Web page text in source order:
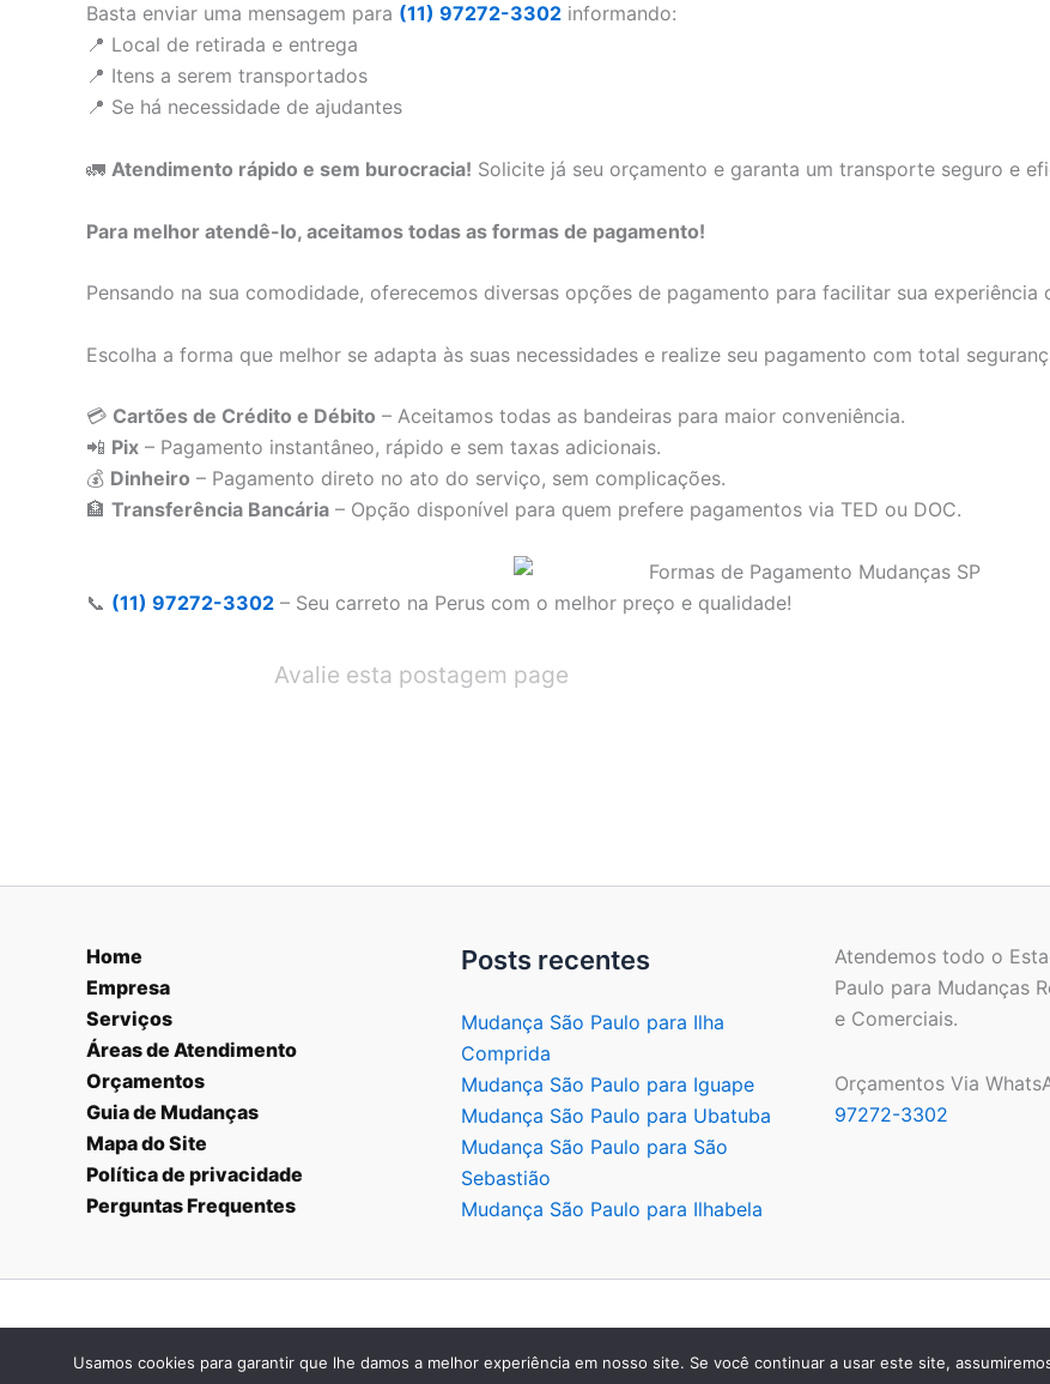
Basta enviar uma mensagem para (11) 97272-3302 informando:
📍 Local de retirada e entrega
📍 Itens a serem transportados
📍 Se há necessidade de ajudantes
🚛 Atendimento rápido e sem burocracia! Solicite já seu orçamento e garanta um transporte seguro e
Para melhor atendê-lo, aceitamos todas as formas de pagamento!
Pensando na sua comodidade, oferecemos diversas opções de pagamento para facilitar sua experiência
Escolha a forma que melhor se adapta às suas necessidades e realize seu pagamento com total
💳 Cartões de Crédito e Débito – Aceitamos todas as bandeiras para maior conveniência.
📲 Pix – Pagamento instantâneo, rápido e sem taxas adicionais.
💰 Dinheiro – Pagamento direto no ato do serviço, sem complicações.
🏦 Transferência Bancária – Opção disponível para quem prefere pagamentos via TED ou DOC.
📞 (11) 97272-3302 – Seu carreto na Perus com o melhor preço e qualidade!
Avalie esta postagem page
Home
Empresa
Serviços
Áreas de Atendimento
Orçamentos
Guia de Mudanças
Mapa do Site
Política de privacidade
Perguntas Frequentes
Posts recentes
Mudança São Paulo para Ilha
Comprida
Mudança São Paulo para Iguape
Mudança São Paulo para Ubatuba
Mudança São Paulo para São
Sebastião
Mudança São Paulo para Ilhabela
Atendemos todo o
Paulo para Mudanças
e Comerciais.
Orçamentos Via
97272-3302
Usamos cookies para garantir que lhe damos a melhor experiência em nosso site. Se você continuar a usar este site,